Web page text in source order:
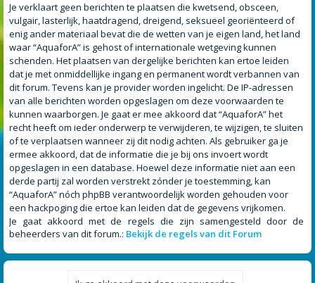
Je verklaart geen berichten te plaatsen die kwetsend, obsceen,
vulgair, lasterlijk, haatdragend, dreigend, seksueel georiënteerd of
enig ander materiaal bevat die de wetten van je eigen land, het land
waar “AquaforA” is gehost of internationale wetgeving kunnen
schenden. Het plaatsen van dergelijke berichten kan ertoe leiden
dat je met onmiddellijke ingang en permanent wordt verbannen van
dit forum. Tevens kan je provider worden ingelicht. De IP-adressen
van alle berichten worden opgeslagen om deze voorwaarden te
kunnen waarborgen. Je gaat er mee akkoord dat “AquaforA” het
recht heeft om ieder onderwerp te verwijderen, te wijzigen, te sluiten
of te verplaatsen wanneer zij dit nodig achten. Als gebruiker ga je
ermee akkoord, dat de informatie die je bij ons invoert wordt
opgeslagen in een database. Hoewel deze informatie niet aan een
derde partij zal worden verstrekt zónder je toestemming, kan
“AquaforA” nóch phpBB verantwoordelijk worden gehouden voor
een hackpoging die ertoe kan leiden dat de gegevens vrijkomen.
Je gaat akkoord met de regels die zijn samengesteld door de
beheerders van dit forum.: Bekijk de regels van dit Forum